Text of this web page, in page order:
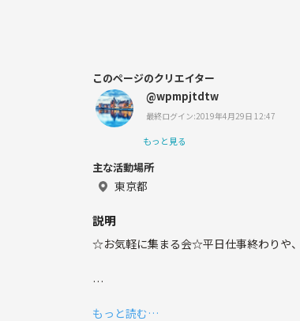
このページのクリエイター
@wpmpjtdtw
最終ログイン:2019年4月29日 12:47
もっと見る
主な活動場所
東京都
説明
☆お気軽に集まる会☆平日仕事終わりや
もっと読む…